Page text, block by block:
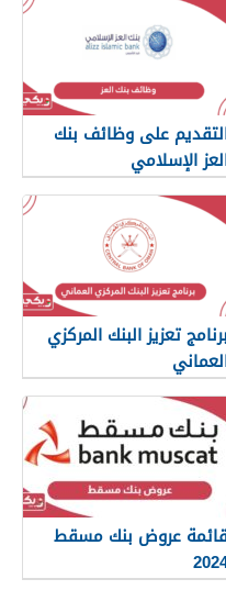
على وظائف بنك
الإسلامي
برنامج تعزيز البنك المركزي
عروض بنك مسقط